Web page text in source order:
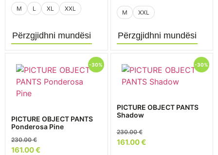
M L XL XXL
Përzgjidhni mundësi
M XXL
Përzgjidhni mundësi
-30%
PICTURE OBJECT PANTS
Ponderosa Pine
230.00€
161.00€
-30%
PICTURE OBJECT PANTS
Shadow
230.00€
161.00€